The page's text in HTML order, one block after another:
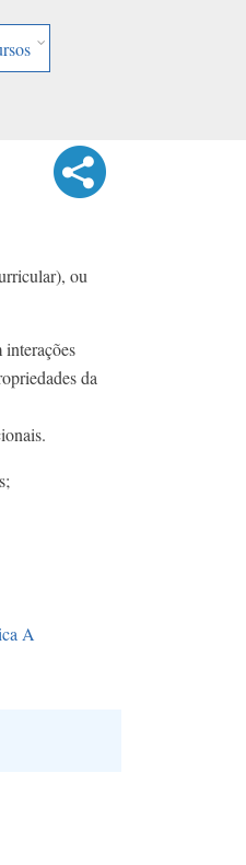
ou
interações
da
A